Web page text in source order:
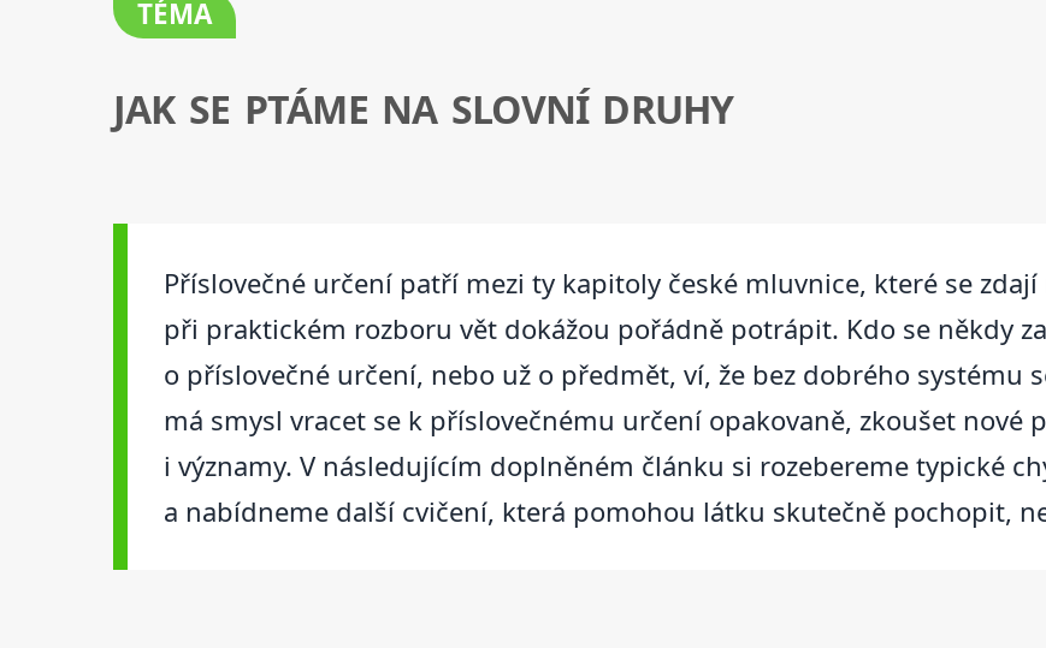
TÉMA
JAK SE PTÁME NA SLOVNÍ DRUHY
Příslovečné určení patří mezi ty kapitoly české mluvnice, které se
při praktickém rozboru vět dokážou pořádně potrápit. Kdo se někdy
o příslovečné určení, nebo už o předmět, ví, že bez dobrého systému
má smysl vracet se k příslovečnému určení opakovaně, zkoušet nové
i významy. V následujícím doplněném článku si rozebereme typické
a nabídneme další cvičení, která pomohou látku skutečně pochopit,